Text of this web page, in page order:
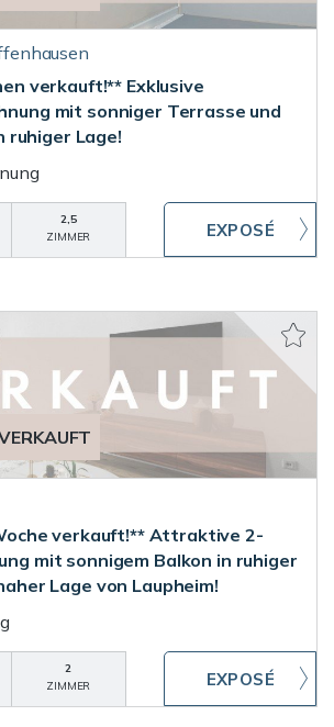
verkauft!** Exklusive
mit sonniger Terrasse und
ruhiger Lage!
2,5
ZIMMER
verkauft!** Attraktive 2-
mit sonnigem Balkon in ruhiger
Lage von Laupheim!
2
ZIMMER